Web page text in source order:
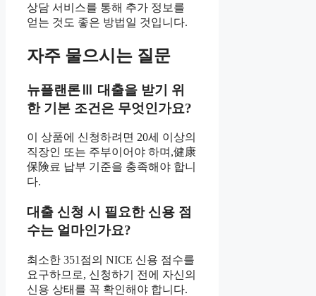
상담 서비스를 통해 추가 정보를
얻는 것도 좋은 방법일 것입니다.
자주 물으시는 질문
뉴플랜론Ⅲ 대출을 받기 위
한 기본 조건은 무엇인가요?
이 상품에 신청하려면 20세 이상의
직장인 또는 주부이어야 하며,健康
保険료 납부 기준을 충족해야 합니
다.
대출 신청 시 필요한 신용 점
수는 얼마인가요?
최소한 351점의 NICE 신용 점수를
요구하므로, 신청하기 전에 자신의
신용 상태를 꼭 확인해야 합니다.